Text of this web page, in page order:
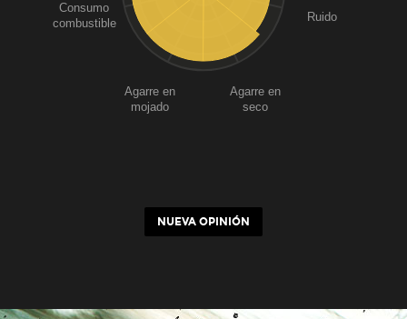
Ruido
Agarre en
seco
Agarre en
mojado
Consumo
combustible
NUEVA OPINIÓN